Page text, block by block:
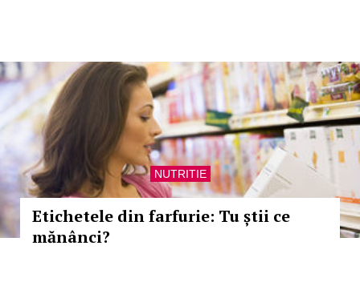
NUTRITIE
Etichetele din farfurie: Tu știi ce
mănânci?